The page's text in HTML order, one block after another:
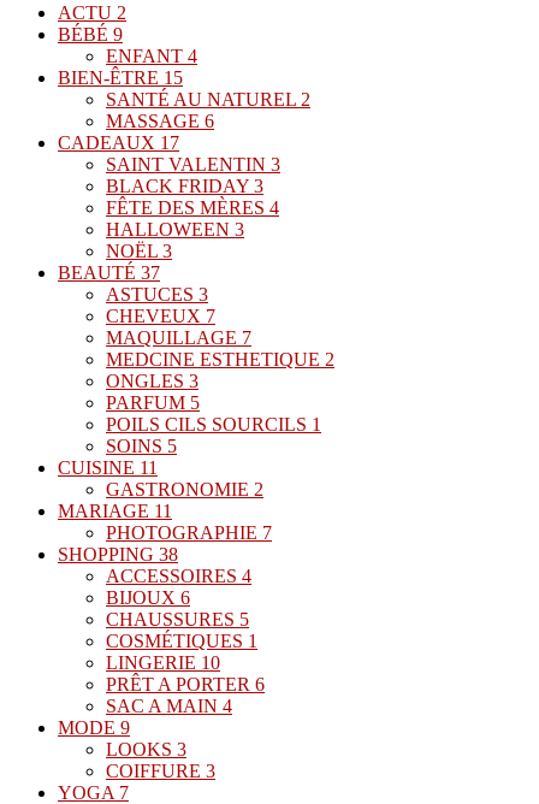
ACTU 2
BÉBÉ 9
ENFANT 4
BIEN-ÊTRE 15
SANTÉ AU NATUREL 2
MASSAGE 6
CADEAUX 17
SAINT VALENTIN 3
BLACK FRIDAY 3
FÊTE DES MÈRES 4
HALLOWEEN 3
NOËL 3
BEAUTÉ 37
ASTUCES 3
CHEVEUX 7
MAQUILLAGE 7
MEDCINE ESTHETIQUE 2
ONGLES 3
PARFUM 5
POILS CILS SOURCILS 1
SOINS 5
CUISINE 11
GASTRONOMIE 2
MARIAGE 11
PHOTOGRAPHIE 7
SHOPPING 38
ACCESSOIRES 4
BIJOUX 6
CHAUSSURES 5
COSMÉTIQUES 1
LINGERIE 10
PRÊT A PORTER 6
SAC A MAIN 4
MODE 9
LOOKS 3
COIFFURE 3
YOGA 7